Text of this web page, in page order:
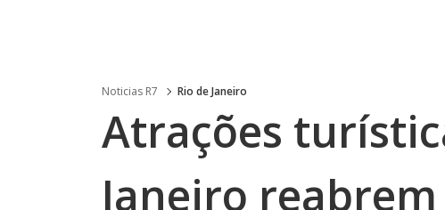
Noticias R7 Rio de Janeiro
Atrações
Janeiro